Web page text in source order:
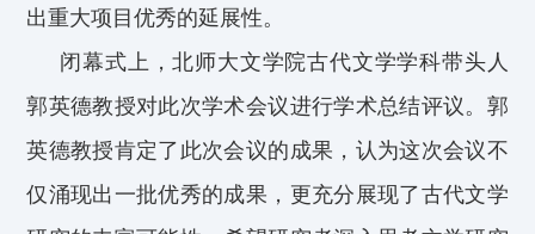
出重大项目优秀的延展性。
闭幕式上，北师大文学院古代文学学科带头人
郭英德教授对此次学术会议进行学术总结评议。 郭
英德教授肯定了此次会议的成果，认为这次会议不
仅涌现出一批优秀的成果，更充分 展现了古代文学